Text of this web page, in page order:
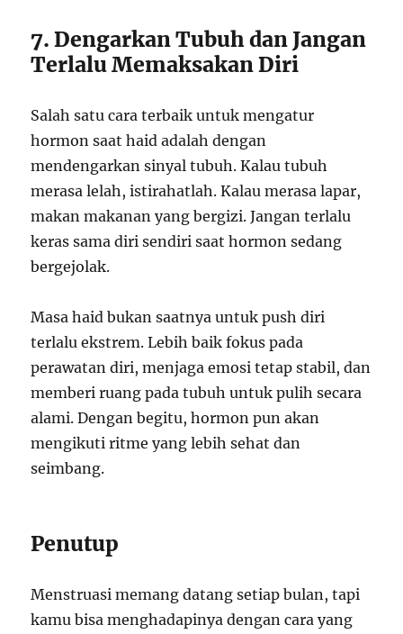
7. Dengarkan Tubuh dan Jangan
Terlalu Memaksakan Diri
Salah satu cara terbaik untuk mengatur
hormon saat haid adalah dengan
mendengarkan sinyal tubuh. Kalau tubuh
merasa lelah, istirahatlah. Kalau merasa lapar,
makan makanan yang bergizi. Jangan terlalu
keras sama diri sendiri saat hormon sedang
bergejolak.
Masa haid bukan saatnya untuk push diri
terlalu ekstrem. Lebih baik fokus pada
perawatan diri, menjaga emosi tetap stabil, dan
memberi ruang pada tubuh untuk pulih secara
alami. Dengan begitu, hormon pun akan
mengikuti ritme yang lebih sehat dan
seimbang.
Penutup
Menstruasi memang datang setiap bulan, tapi
kamu bisa menghadapinya dengan cara yang